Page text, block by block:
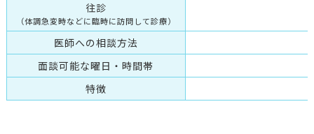
往診
（体調急変時などに臨時に訪問して診療）
医師への相談方法
面談可能な曜日・時間帯
特徴